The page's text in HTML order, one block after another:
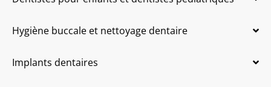
Hygiène buccale et nettoyage dentaire
Implants dentaires